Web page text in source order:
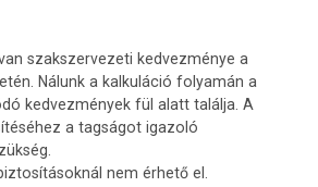
szakszervezeti kedvezménye a
Nálunk a kalkuláció folyamán a
kedvezmények fül alatt találja. A
a tagságot igazoló
nem érhető el.